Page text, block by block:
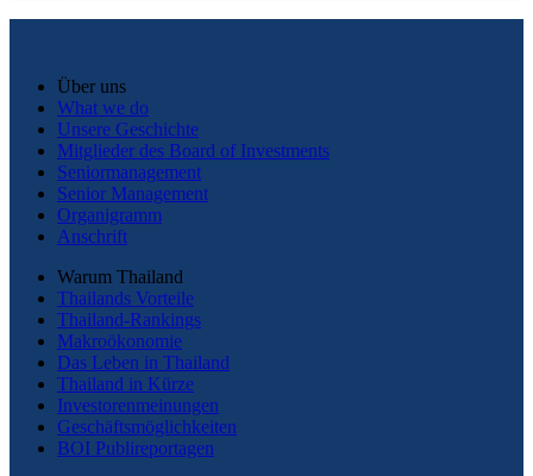
Über uns
What we do
Unsere Geschichte
Mitglieder des Board of Investments
Seniormanagement
Senior Management
Organigramm
Anschrift
Warum Thailand
Thailands Vorteile
Thailand-Rankings
Makroökonomie
Das Leben in Thailand
Thailand in Kürze
Investorenmeinungen
Geschäftsmöglichkeiten
BOI Publireportagen